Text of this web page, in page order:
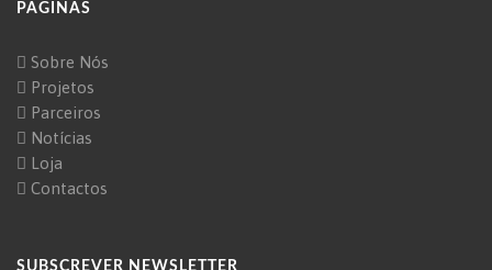
PÁGINAS
Sobre Nós
Projetos
Parceiros
Notícias
Loja
Contactos
SUBSCREVER NEWSLETTER